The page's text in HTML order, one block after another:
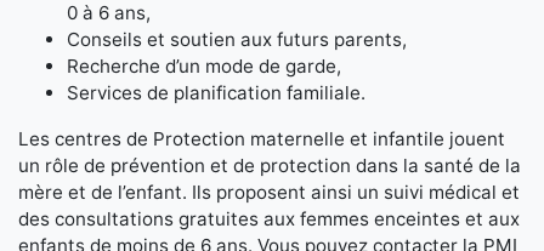
0 à 6 ans,
Conseils et soutien aux futurs parents,
Recherche d’un mode de garde,
Services de planification familiale.
Les centres de Protection maternelle et infantile jouent
un rôle de prévention et de protection dans la santé de la
mère et de l’enfant. Ils proposent ainsi un suivi médical et
des consultations gratuites aux femmes enceintes et aux
enfants de moins de 6 ans. Vous pouvez contacter la PMI